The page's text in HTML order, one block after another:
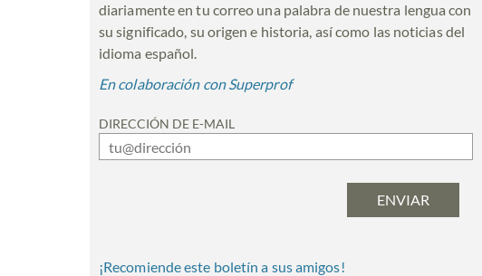
diariamente en tu correo una palabra de nuestra lengua con
su significado, su origen e historia, así como las noticias del
idioma español.
En colaboración con Superprof
DIRECCIÓN DE E-MAIL
¡Recomiende este boletín a sus amigos!